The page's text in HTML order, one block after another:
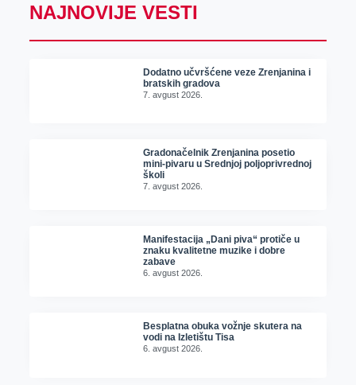
NAJNOVIJE VESTI
Dodatno učvršćene veze Zrenjanina i
bratskih gradova
7. avgust 2026.
Gradonačelnik Zrenjanina posetio
mini-pivaru u Srednjoj poljoprivrednoj
školi
7. avgust 2026.
Manifestacija „Dani piva“ protiče u
znaku kvalitetne muzike i dobre
zabave
6. avgust 2026.
Besplatna obuka vožnje skutera na
vodi na Izletištu Tisa
6. avgust 2026.